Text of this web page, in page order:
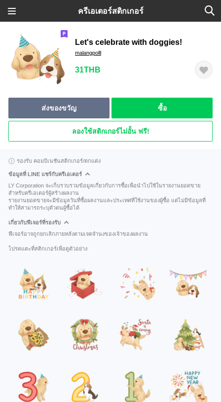
ครีเอเตอร์สติกเกอร์
Let's celebrate with doggies!
malangpolll
31THB
ส่งของขวัญ ซื้อ
ลองใช้สติกเกอร์ไม่อั้น ฟรี!
รองรับ คอมบิเนชันสติกเกอร์/ตกแต่ง
ข้อมูลที่ LINE แชร์กับครีเอเตอร์
LY Corporation จะเก็บรวบรวมข้อมูลเกี่ยวกับการซื้อเพื่อนำไปใช้ในรายงานยอดขาย
สำหรับครีเอเตอร์ผู้สร้างผลงาน
รายงานยอดขายจะมีข้อมูลวันที่ซื้อผลงานและประเทศที่ใช้งานของผู้ซื้อ แต่ไม่มีข้อมูลที่
ทำให้สามารถระบุตัวตนผู้ซื้อได้
เกี่ยวกับฟีเจอร์ที่รองรับ
ฟีเจอร์อาจถูกยกเลิกภายหลังตามเจตจำนงของเจ้าของผลงาน
โปรดแตะที่สติกเกอร์เพื่อดูตัวอย่าง